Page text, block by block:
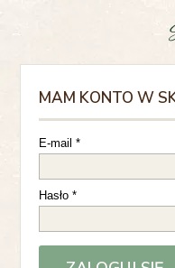
MAM KONTO W
E-mail *
Hasło *